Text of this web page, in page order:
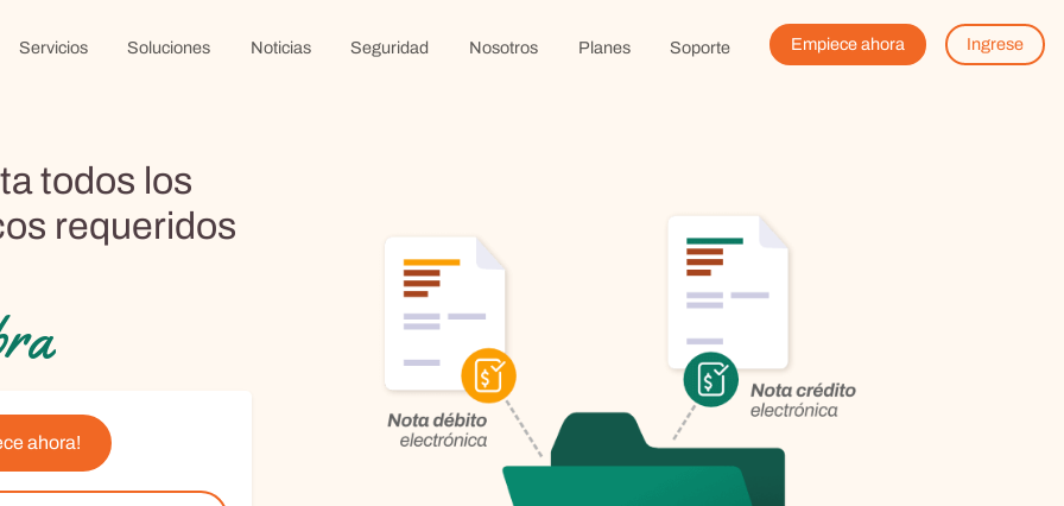
Servicios Soluciones Noticias Seguridad Nosotros Planes Soporte Empiece ahora Ingrese
todos los
requeridos
ahora!